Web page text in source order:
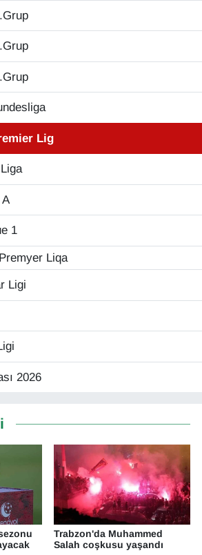
Lig
1
Liqa
Ligi
2026
Trabzon'da Muhammed
Salah coşkusu yaşandı